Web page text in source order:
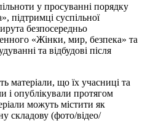
у просуванні порядку
підтримці суспільної
безпосередньо
«Жінки, мир, безпека» та
та відбудові після
матеріали, що їх учасниці та
і опублікували протягом
можуть містити як
складову (фото/відео/